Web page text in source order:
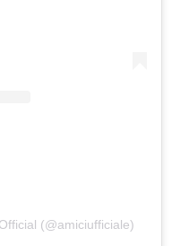
(@amiciufficiale)